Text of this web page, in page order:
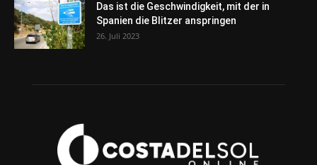
Das ist die Geschwindigkeit, mit der in
Spanien die Blitzer anspringen
26. Juli 2023